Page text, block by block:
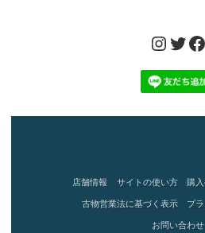
店舗情報 サイトの使い方 購
古物営業法に基づく表示 プ
お問い合わせ